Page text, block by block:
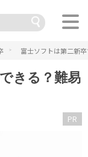
富士ソフトは第二新
きる？難易
PR